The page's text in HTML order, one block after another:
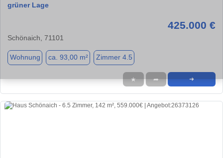
grüner Lage
425.000 €
Schönaich, 71101
Wohnung ca. 93,00 m² Zimmer 4.5
★ ➦ ➜